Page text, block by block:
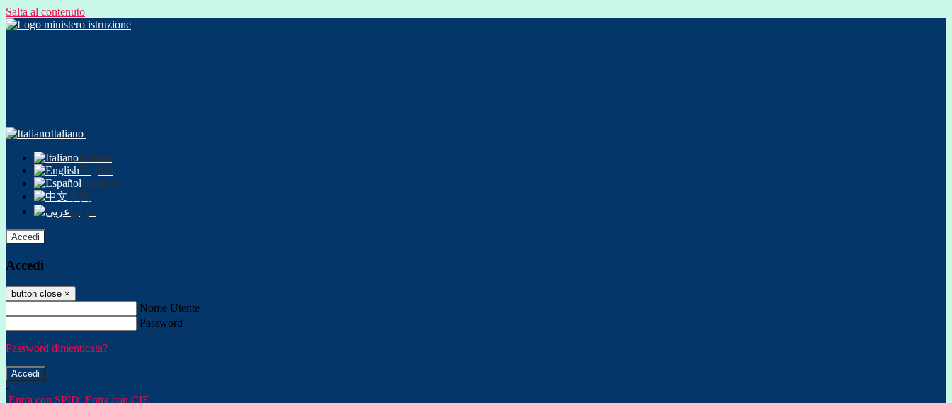
Salta al contenuto
Italiano
Italiano
English
Español
中文
عربى
Accedi
Accedi
button close ×
Nome Utente
Password
Password dimenticata?
-
Entra con SPID Entra con CIE